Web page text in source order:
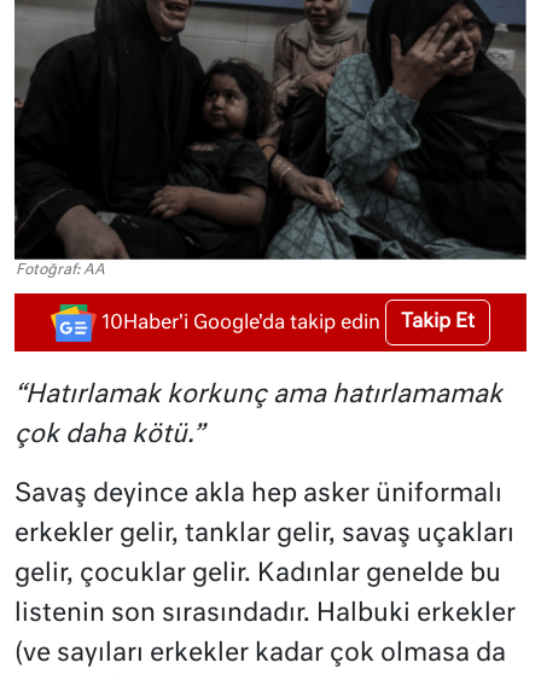
Fotoğraf: AA
10Haber'i Google'da takip edin Takip Et
“Hatırlamak korkunç ama hatırlamamak
çok daha kötü.”
Savaş deyince akla hep asker üniformalı
erkekler gelir, tanklar gelir, savaş uçakları
gelir, çocuklar gelir. Kadınlar genelde bu
listenin son sırasındadır. Halbuki erkekler
(ve sayıları erkekler kadar çok olmasa da